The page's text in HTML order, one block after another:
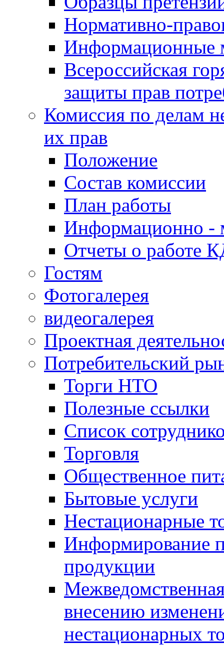
Нормативно-
Информационные
Всероссийская
защиты прав
Комиссия по делам
их прав
Положение
Состав комиссии
План работы
Информационно -
Отчеты о работе
Гостям
Фотогалерея
видеогалерея
Проектная
Потребительский
Торги НТО
Полезные ссылки
Список
Торговля
Общественное
Бытовые услуги
Нестационарные
Информирование
продукции
внесению
нестационарных